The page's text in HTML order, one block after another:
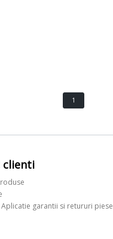
1
clienti
garantii si retururi piese